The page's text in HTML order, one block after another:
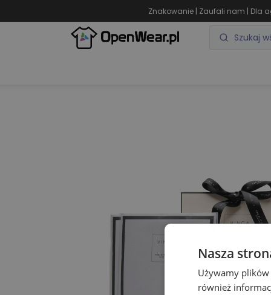
Znakowanie | Zaufali nam | Dla
Nasza
Używamy
również